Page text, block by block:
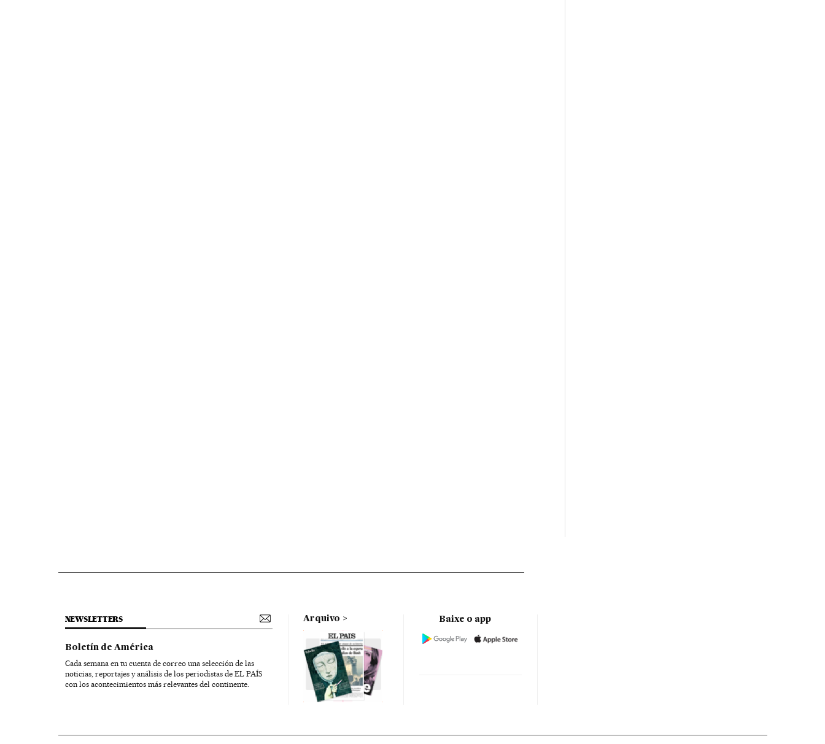
NEWSLETTERS
Boletín de América
Cada semana en tu cuenta de correo una selección de las
noticias, reportajes y análisis de los periodistas de EL PAÍS
con los acontecimientos más relevantes del continente.
Arquivo Baixe o app